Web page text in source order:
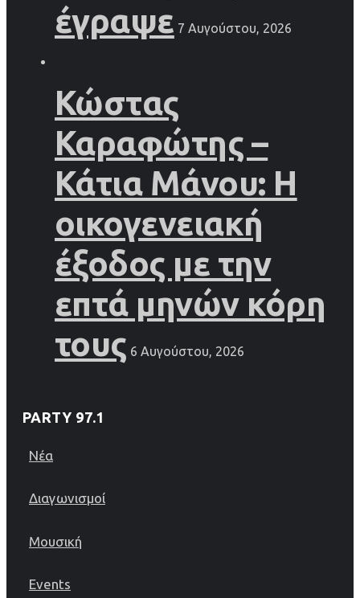
έγραψε 7 Αυγούστου, 2026
Κώστας
Καραφώτης –
Κάτια Μάνου: Η
οικογενειακή
έξοδος με την
επτά μηνών κόρη
τους 6 Αυγούστου, 2026
PARTY 97.1
Νέα
Διαγωνισμοί
Μουσική
Events